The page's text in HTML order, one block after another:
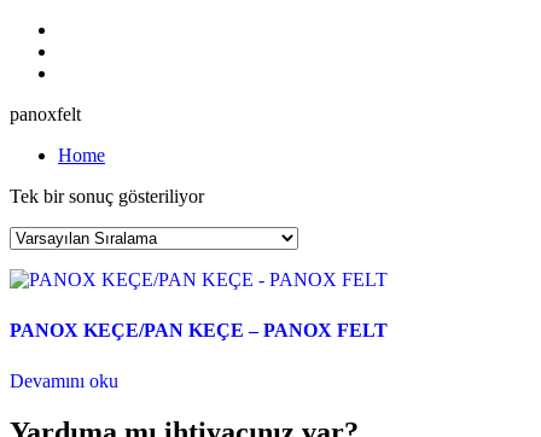
panoxfelt
Home
Tek bir sonuç gösteriliyor
PANOX KEÇE/PAN KEÇE – PANOX FELT
Devamını oku